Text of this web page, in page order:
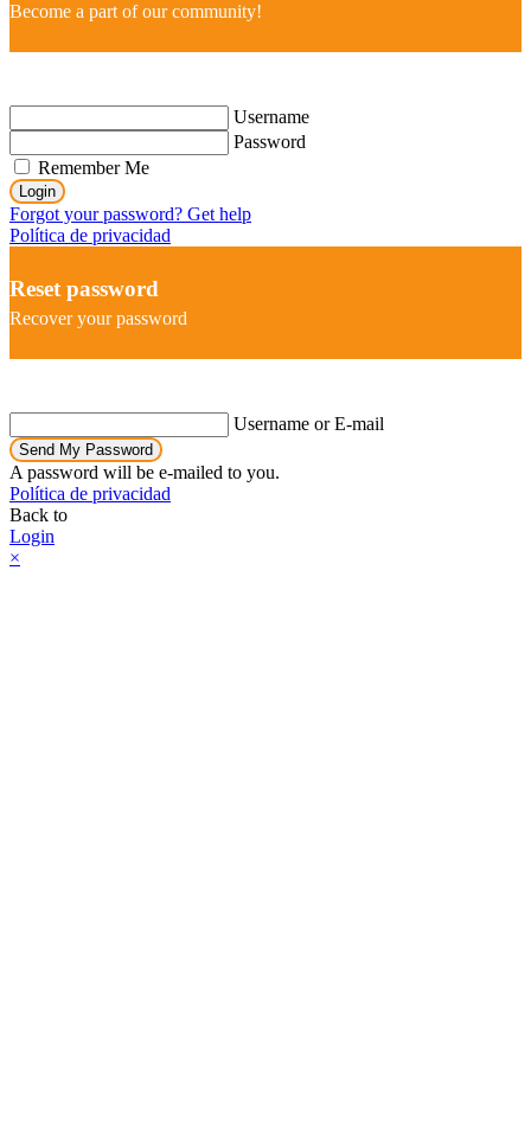
Become a part of our community!
Username
Password
Remember Me
Login
Forgot your password? Get help
Política de privacidad
Reset password
Recover your password
Username or E-mail
Send My Password
A password will be e-mailed to you.
Política de privacidad
Back to
Login
×